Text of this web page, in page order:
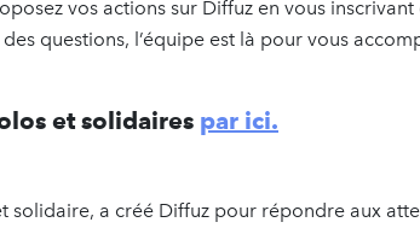
vos actions sur Diffuz en vous inscrivant
questions, l’équipe est là pour vous
et solidaires par ici.
solidaire, a créé Diffuz pour répondre aux